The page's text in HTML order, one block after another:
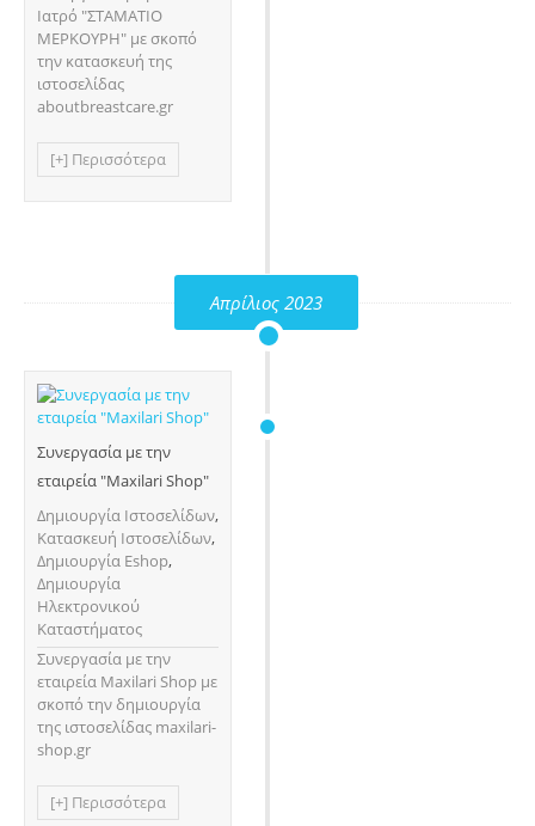
Ιατρό "ΣΤΑΜΑΤΙΟ
ΜΕΡΚΟΥΡΗ" με σκοπό
την κατασκευή της
ιστοσελίδας
aboutbreastcare.gr
[+] Περισσότερα
Απρίλιος 2023
Συνεργασία με την
εταιρεία "Maxilari Shop"
Δημιουργία Ιστοσελίδων,
Κατασκευή Ιστοσελίδων,
Δημιουργία Eshop,
Δημιουργία
Ηλεκτρονικού
Καταστήματος
Συνεργασία με την
εταιρεία Maxilari Shop με
σκοπό την δημιουργία
της ιστοσελίδας maxilari-
shop.gr
[+] Περισσότερα